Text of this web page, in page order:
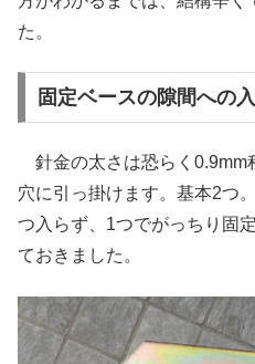
た。
固定ベースの隙間への
針金の太さは恐らく0.9mm
穴に引っ掛けます。基本2つ
つ入らず、1つでがっちり固
ておきました。